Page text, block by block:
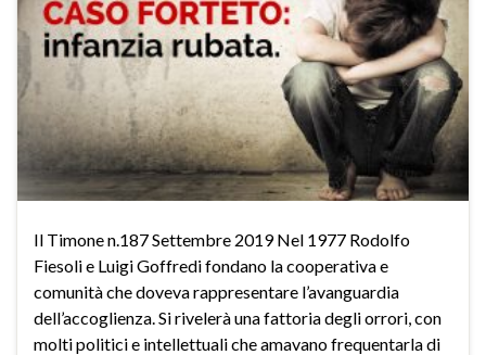
Il Timone n.187 Settembre 2019 Nel 1977 Rodolfo
Fiesoli e Luigi Goffredi fondano la cooperativa e
comunità che doveva rappresentare l’avanguardia
dell’accoglienza. Si rivelerà una fattoria degli orrori, con
molti politici e intellettuali che amavano frequentarla di